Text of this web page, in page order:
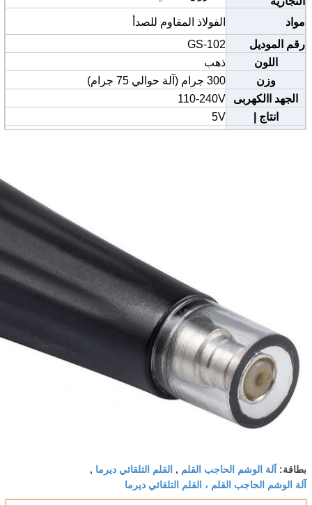
مواد
الفولاذ المقاوم للصدأ
رقم الموديل
GS-102
اللون
ذهب
وزن
300 جرام (آلة حوالي 75 جرام)
الجهد االكهربى
110-240V
انتاج |
5V
الحاجب ، كحل ، الشفاه ، وشم الجسم الخ
بطاقة: آلة الوشم الحاجب القلم , القلم التلقائي ديرما ,
آلة الوشم الحاجب القلم ، القلم التلقائي ديرما